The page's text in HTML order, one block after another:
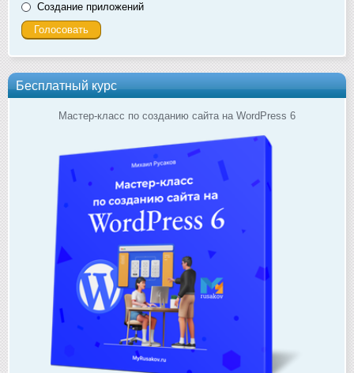
Создание приложений
Бесплатный курс
Мастер-класс по созданию сайта на WordPress 6